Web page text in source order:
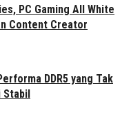
PC Gaming All White
Content Creator
DDR5 yang Tak
Stabil